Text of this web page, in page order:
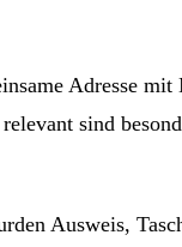
Adresse
sind
Ausweis,